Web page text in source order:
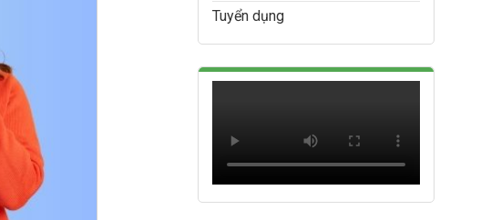
Tuyển dụng